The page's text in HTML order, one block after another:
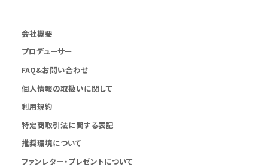
会社概要
プロデューサー
FAQ&お問い合わせ
個人情報の取扱いに関して
利用規約
特定商取引法に関する表記
推奨環境について
ファンレター・プレゼントについて